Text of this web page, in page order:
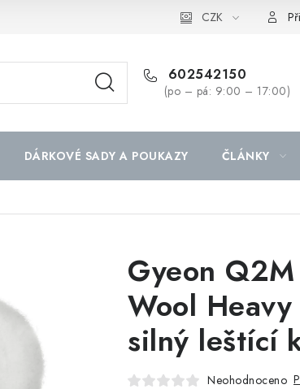
CZK
602542150
(po – pá: 9:00 – 17:00)
DÁRKOVÉ SADY A POUKAZY ČLÁNKY
Gyeon
Wool
silný leštící
Neohodnoceno